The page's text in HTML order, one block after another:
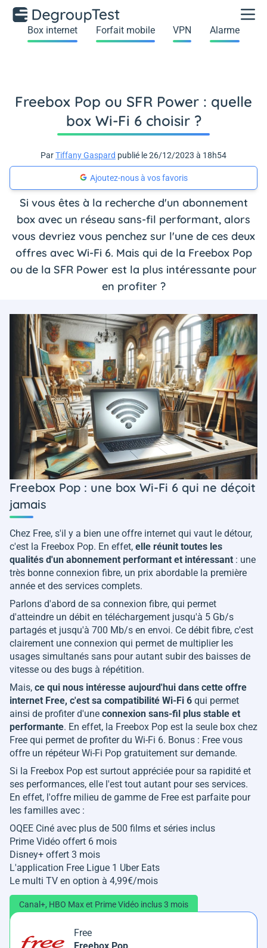
Box internet Forfait mobile VPN Alarme
Freebox Pop ou SFR Power : quelle
box Wi-Fi 6 choisir ?
ParTiffany Gaspard publié le 26/12/2023 à 18h54
Ajoutez-nous à vos favoris
Si vous êtes à la recherche d'un abonnement
box avec un réseau sans-fil performant, alors
vous devriez vous penchez sur l'une de ces deux
offres avec Wi-Fi 6. Mais qui de la Freebox Pop
ou de la SFR Power est la plus intéressante pour
en profiter ?
Freebox Pop : une box Wi-Fi 6 qui ne déçoit
jamais
Chez Free, s'il y a bien une offre internet qui vaut le détour,
c'est la Freebox Pop. En effet, elle réunit toutes les
qualités d'un abonnement performant et intéressant : une
très bonne connexion fibre, un prix abordable la première
année et des services complets.
Parlons d'abord de sa connexion fibre, qui permet
d'atteindre un débit en téléchargement jusqu'à 5 Gb/s
partagés et jusqu'à 700 Mb/s en envoi. Ce débit fibre, c'est
clairement une connexion qui permet de multiplier les
usages simultanés sans pour autant subir des baisses de
vitesse ou des bugs à répétition.
Mais, ce qui nous intéresse aujourd'hui dans cette offre
internet Free, c'est sa compatibilité Wi-Fi 6 qui permet
ainsi de profiter d'une connexion sans-fil plus stable et
performante. En effet, la Freebox Pop est la seule box chez
Free qui permet de profiter du Wi-Fi 6. Bonus : Free vous
offre un répéteur Wi-Fi Pop gratuitement sur demande.
Si la Freebox Pop est surtout appréciée pour sa rapidité et
ses performances, elle l'est tout autant pour ses services.
En effet, l'offre milieu de gamme de Free est parfaite pour
les familles avec :
OQEE Ciné avec plus de 500 films et séries inclus
Prime Vidéo offert 6 mois
Disney+ offert 3 mois
L'application Free Ligue 1 Uber Eats
Le multi TV en option à 4,99€/mois
Canal+, HBO Max et Prime Vidéo inclus 3 mois
Free